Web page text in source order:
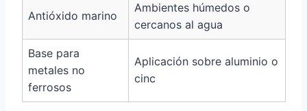
Antióxido marino
Ambientes húmedos o
cercanos al agua
Base para
metales no
ferrosos
Aplicación sobre aluminio o
cinc